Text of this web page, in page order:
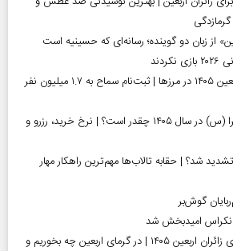
از زبان دو گوینده؛ رسانه‌ای که حسینیه است
آغاز رسمی برنامه‌های اربعین ۱۴۰۵ در مرز‌ها | ثبت‌نام سماح به ۱.۷ میلیون نفر
قیمت قبر در بهشت زهرا (س) در سال ۱۴۰۵ چقدر است؟ | نرخ خرید، رزرو و
شد؟ | حقابه تالاب‌ها مهم‌ترین راهکار مهار
گوش‌بر
امیدبخش شد
توصیه‌های تغذیه‌ای برای زائران اربعین ۱۴۰۵ | در گرمای اربعین چه بخوریم و